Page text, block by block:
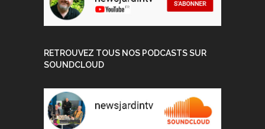
RETROUVEZ TOUS NOS PODCASTS SUR
SOUNDCLOUD